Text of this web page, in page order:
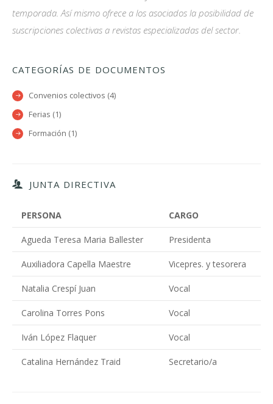
temporada. Así mismo ofrece a los asociados la posibilidad de
suscripciones colectivas a revistas especializadas del sector.
CATEGORÍAS DE DOCUMENTOS
Convenios colectivos (4)
Ferias (1)
Formación (1)
JUNTA DIRECTIVA
PERSONA CARGO
Agueda Teresa Maria Ballester Presidenta
Auxiliadora Capella Maestre Vicepres. y tesorera
Natalia Crespí Juan Vocal
Carolina Torres Pons Vocal
Iván López Flaquer Vocal
Catalina Hernández Traid Secretario/a